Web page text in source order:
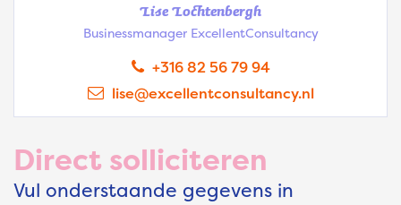
Lise Lochtenbergh
Businessmanager ExcellentConsultancy
+316 82 56 79 94
lise@excellentconsultancy.nl
Direct solliciteren
Vul onderstaande gegevens in